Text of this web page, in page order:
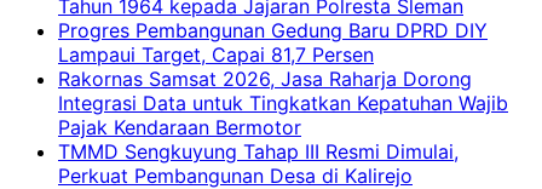
Tahun 1964 kepada Jajaran Polresta Sleman
Progres Pembangunan Gedung Baru DPRD DIY
Lampaui Target, Capai 81,7 Persen
Rakornas Samsat 2026, Jasa Raharja Dorong
Integrasi Data untuk Tingkatkan Kepatuhan Wajib
Pajak Kendaraan Bermotor
TMMD Sengkuyung Tahap III Resmi Dimulai,
Perkuat Pembangunan Desa di Kalirejo